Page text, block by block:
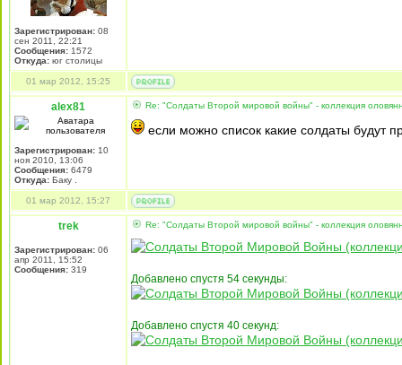
Зарегистрирован: 08
сен 2011, 22:21
Сообщения: 1572
Откуда: юг столицы
01 мар 2012, 15:25
alex81
Зарегистрирован: 10
ноя 2010, 13:06
Сообщения: 6479
Откуда: Баку .
Re: "Солдаты Второй мировой войны" - коллекция
если можно список какие солдаты будут
01 мар 2012, 15:27
trek
Зарегистрирован: 06
апр 2011, 15:52
Сообщения: 319
Re: "Солдаты Второй мировой войны" - коллекция
Добавлено спустя 54 секунды:
Добавлено спустя 40 секунд: